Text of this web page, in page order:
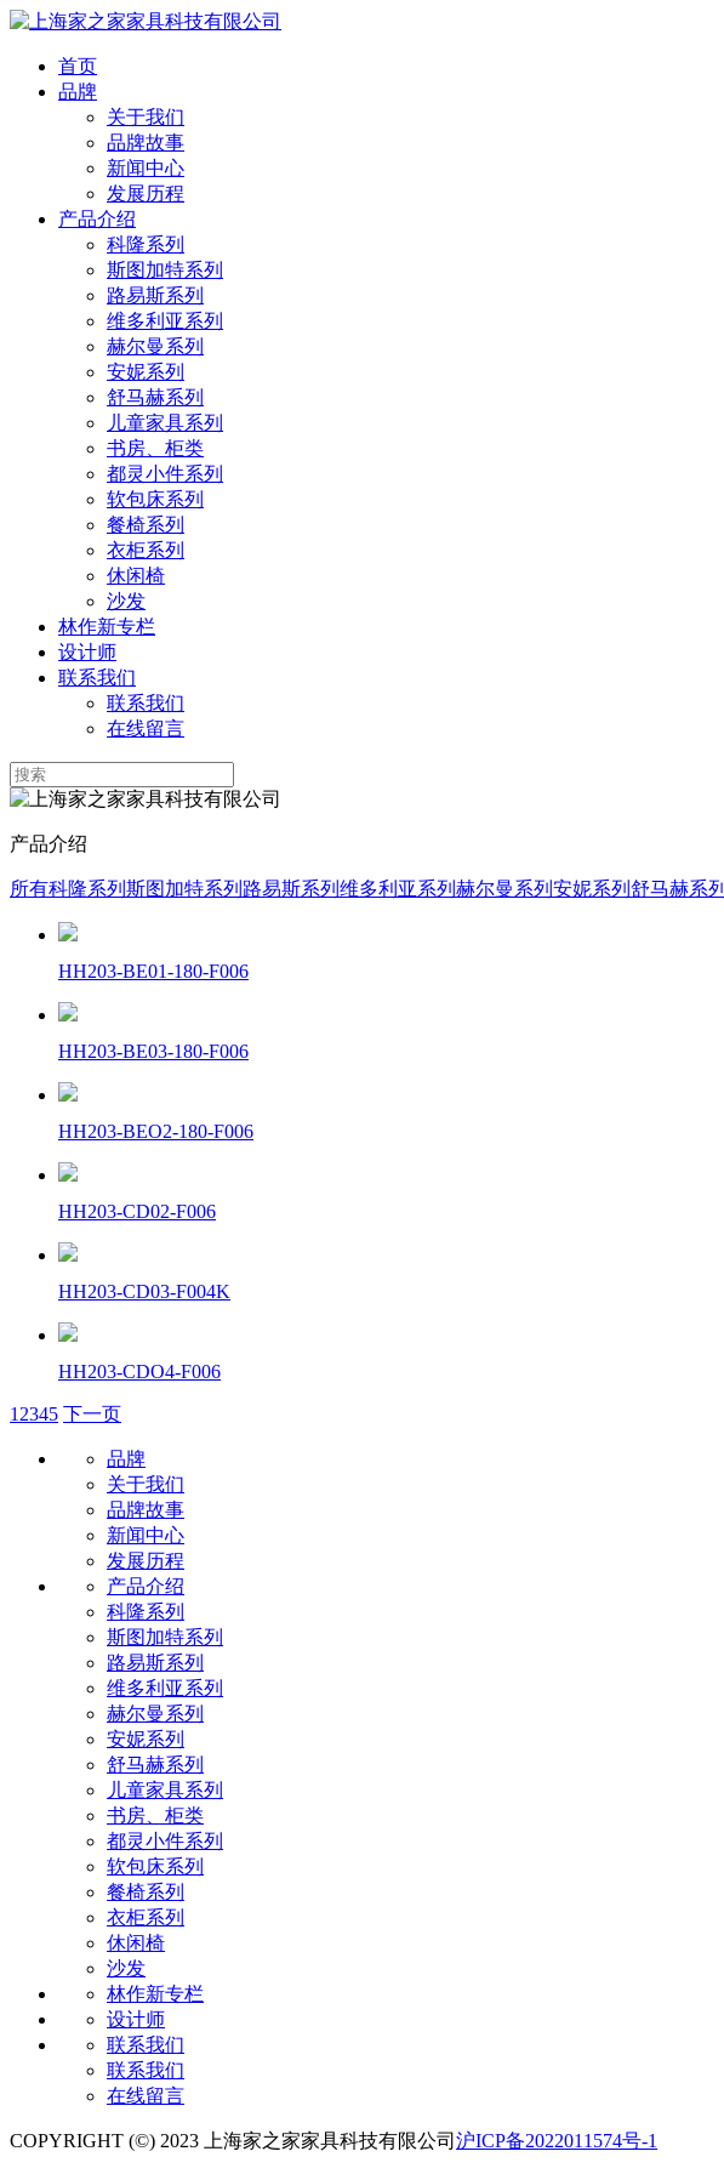
首页
品牌
关于我们
品牌故事
新闻中心
发展历程
产品介绍
科隆系列
斯图加特系列
路易斯系列
维多利亚系列
赫尔曼系列
安妮系列
舒马赫系列
儿童家具系列
书房、柜类
都灵小件系列
软包床系列
餐椅系列
衣柜系列
休闲椅
沙发
林作新专栏
设计师
联系我们
联系我们
在线留言
产品介绍
所有科隆系列 斯图加特系列 路易斯系列 维多利亚系列 赫尔曼系列 安妮系列 舒马赫系列
HH203-BE01-180-F006
HH203-BE03-180-F006
HH203-BEO2-180-F006
HH203-CD02-F006
HH203-CD03-F004K
HH203-CDO4-F006
1 2345 下一页
品牌
关于我们
品牌故事
新闻中心
发展历程
产品介绍
科隆系列
斯图加特系列
路易斯系列
维多利亚系列
赫尔曼系列
安妮系列
舒马赫系列
儿童家具系列
书房、柜类
都灵小件系列
软包床系列
餐椅系列
衣柜系列
休闲椅
沙发
林作新专栏
设计师
联系我们
联系我们
在线留言
COPYRIGHT (©) 2023 上海家之家家具科技有限公司 沪ICP备2022011574号-1